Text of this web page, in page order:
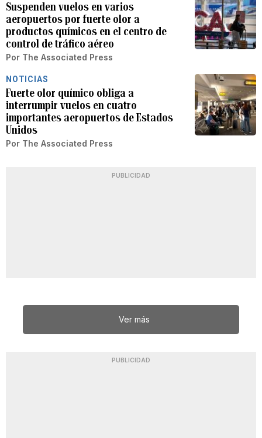
Suspenden vuelos en varios
aeropuertos por fuerte olor a
productos químicos en el centro de
control de tráfico aéreo
Por The Associated Press
NOTICIAS
Fuerte olor químico obliga a
interrumpir vuelos en cuatro
importantes aeropuertos de Estados
Unidos
Por The Associated Press
PUBLICIDAD
Ver más
PUBLICIDAD